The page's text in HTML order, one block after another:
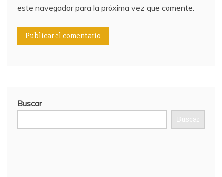
este navegador para la próxima vez que comente.
Buscar
Buscar